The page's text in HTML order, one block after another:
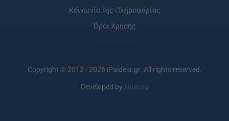
Κοινωνία Της Πληροφορίας
Όροι Χρήσης
Copyright © 2012 - 2026 iPaideia.gr. All rights reserved.
Developed by